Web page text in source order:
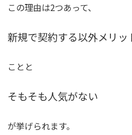
この理由は2つあって、
新規で契約する以外メリッ
ことと
そもそも人気がない
が挙げられます。